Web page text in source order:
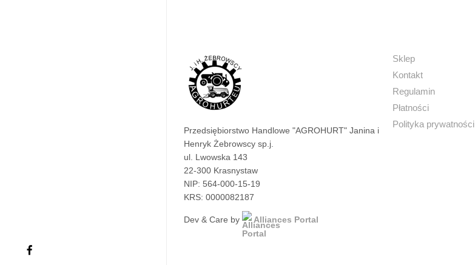
facebook
Przedsiębiorstwo Handlowe "AGROHURT" Janina i
Henryk Żebrowscy sp.j.
ul. Lwowska 143
22-300 Krasnystaw
NIP: 564-000-15-19
KRS: 0000082187
Dev & Care by Alliances Portal
Sklep
Kontakt
Regulamin
Płatności
Polityka prywatności